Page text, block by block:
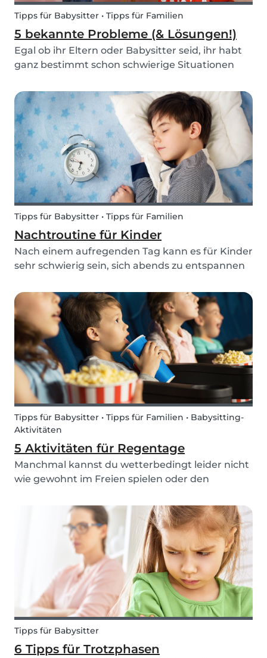
Tipps für Babysitter • Tipps für Familien
5 bekannte Probleme (& Lösungen!)
Egal ob ihr Eltern oder Babysitter seid, ihr habt
ganz bestimmt schon schwierige Situationen
wart, wie ihr reagieren sollt. Egal ob es um
darum geht über schwierige Themen wie
Mobbing zu...
Tipps für Babysitter • Tipps für Familien
Nachtroutine für Kinder
Nach einem aufregenden Tag kann es für Kinder
sehr schwierig sein, sich abends zu entspannen
ein wenig zu erleichtern und etwas mehr
Routine in den Alltag zu bringen, haben wir ein
Beispiel für...
Tipps für Babysitter • Tipps für Familien • Babysitting-
Aktivitäten
5 Aktivitäten für Regentage
Manchmal kannst du wetterbedingt leider nicht
wie gewohnt im Freien spielen oder den
Tagen sitzt man oft stundenlang am
Frühstückstisch und wird sich gemeinsam nicht
einig, was man denn stattdesse...
Tipps für Babysitter
6 Tipps für Trotzphasen